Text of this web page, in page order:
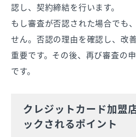
認し、契約締結を行います。
もし審査が否認された場合でも
せん。否認の理由を確認し、改
重要です。その後、再び審査の
です。
クレジットカード加盟
ックされるポイント